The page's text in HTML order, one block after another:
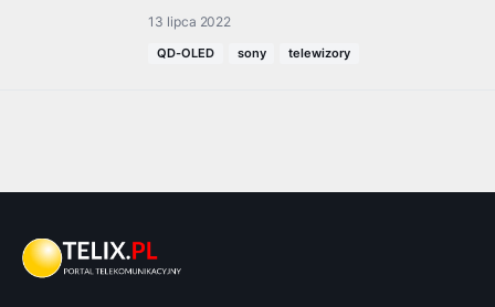
13 lipca 2022
QD-OLED sony telewizory